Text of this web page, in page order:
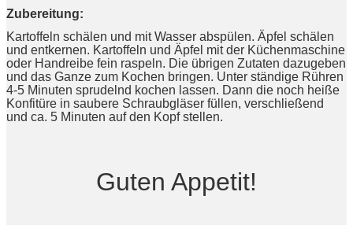
Zubereitung:
Kartoffeln schälen und mit Wasser abspülen. Äpfel schälen
und entkernen. Kartoffeln und Äpfel mit der Küchenmaschine
oder Handreibe fein raspeln. Die übrigen Zutaten dazugeben
und das Ganze zum Kochen bringen. Unter ständige Rühren
4-5 Minuten sprudelnd kochen lassen. Dann die noch heiße
Konfitüre in saubere Schraubgläser füllen, verschließend
und ca. 5 Minuten auf den Kopf stellen.
Guten Appetit!